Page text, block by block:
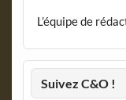
L’équipe de
Suivez C&O !